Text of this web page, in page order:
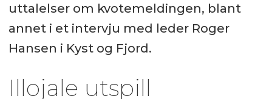
uttalelser om kvotemeldingen, blant
annet i et intervju med leder Roger
Hansen i Kyst og Fjord.
Illojale utspill